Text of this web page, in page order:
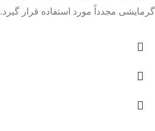
گرمایشی مجدداً مورد استفاده قرار گیرد.